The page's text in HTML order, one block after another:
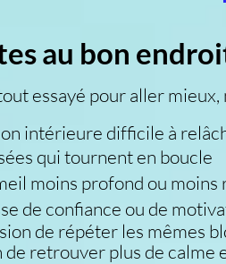
au bon
essayé pour aller
intérieure difficile à
qui tournent en boucle
moins profond ou moins
de confiance ou de
de répéter les mêmes
de retrouver plus de calme